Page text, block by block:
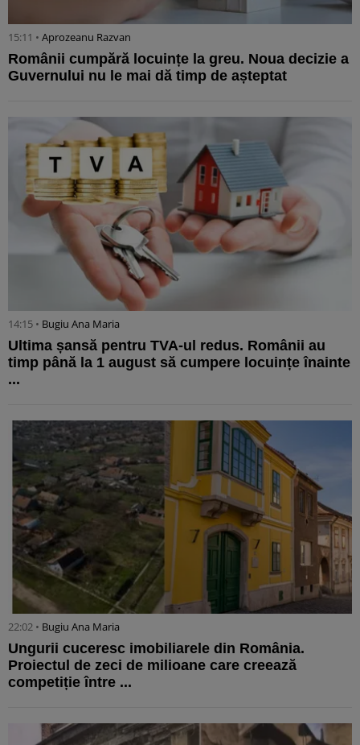
15:11 • Aprozeanu Razvan
Românii cumpără locuințe la greu. Noua decizie a
Guvernului nu le mai dă timp de așteptat
14:15 • Bugiu ⁠Ana Maria
Ultima șansă pentru TVA-ul redus. Românii au
timp până la 1 august să cumpere locuințe înainte
...
22:02 • Bugiu ⁠Ana Maria
Ungurii cuceresc imobiliarele din România.
Proiectul de zeci de milioane care creează
competiție între ...